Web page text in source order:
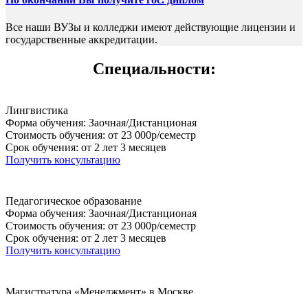
Все наши ВУЗы и колледжи имеют действующие лицензии и
государственные аккредитации.
Специальности:
Лингвистика
Форма обучения: Заочная/Дистанционая
Стоимость обучения: от 23 000р/семестр
Срок обучения: от 2 лет 3 месяцев
Получить консультацию
Педагогическое образование
Форма обучения: Заочная/Дистанционая
Стоимость обучения: от 23 000р/семестр
Срок обучения: от 2 лет 3 месяцев
Получить консультацию
Магистратура «Менеджмент» в Москве